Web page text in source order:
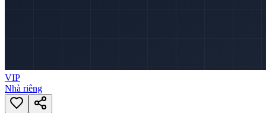
VIP
Nhà riêng